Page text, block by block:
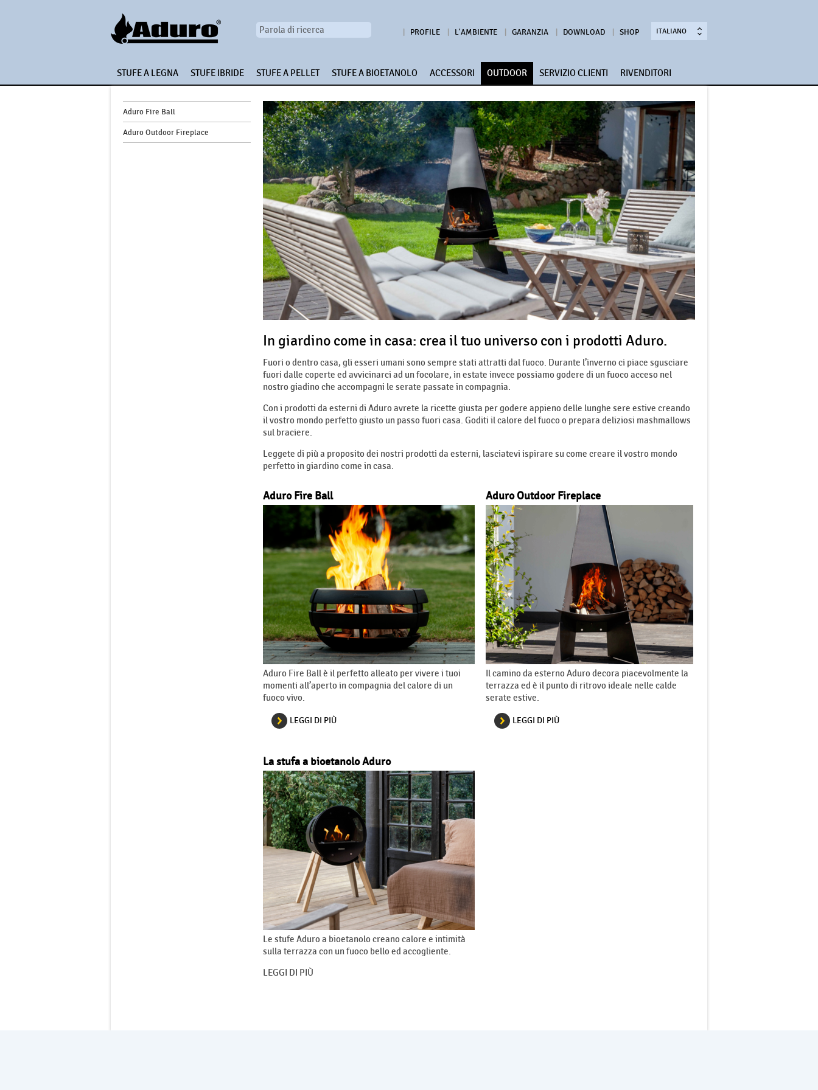
ITALIANO
PROFILE L'AMBIENTE GARANZIA DOWNLOAD SHOP
STUFE A LEGNA STUFE IBRIDE STUFE A PELLET STUFE A BIOETANOLO ACCESSORI OUTDOOR SERVIZIO CLIENTI RIVENDITORI
Aduro Fire Ball
Aduro Outdoor Fireplace
In giardino come in casa: crea il tuo universo con i prodotti Aduro.
Fuori o dentro casa, gli esseri umani sono sempre stati attratti dal fuoco. Durante l’inverno ci piace sgusciare
fuori dalle coperte ed avvicinarci ad un focolare, in estate invece possiamo godere di un fuoco acceso nel
nostro giadino che accompagni le serate passate in compagnia.
Con i prodotti da esterni di Aduro avrete la ricette giusta per godere appieno delle lunghe sere estive creando
il vostro mondo perfetto giusto un passo fuori casa. Goditi il calore del fuoco o prepara deliziosi mashmallows
sul braciere.
Leggete di più a proposito dei nostri prodotti da esterni, lasciatevi ispirare su come creare il vostro mondo
perfetto in giardino come in casa.
Aduro Fire Ball
Aduro Fire Ball è il perfetto alleato per vivere i tuoi
momenti all’aperto in compagnia del calore di un
fuoco vivo.
LEGGI DI PIÙ
Aduro Outdoor Fireplace
Il camino da esterno Aduro decora piacevolmente la
terrazza ed è il punto di ritrovo ideale nelle calde
serate estive.
LEGGI DI PIÙ
La stufa a bioetanolo Aduro
Le stufe Aduro a bioetanolo creano calore e intimità
sulla terrazza con un fuoco bello ed accogliente.
LEGGI DI PIÙ